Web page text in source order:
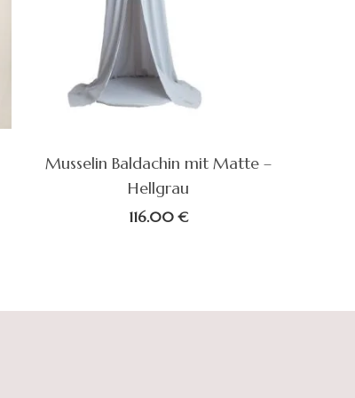
Musselin Baldachin mit Matte –
Hellgrau
116.00€